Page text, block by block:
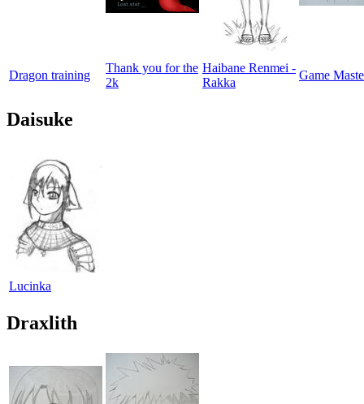
Dragon training
Thank you for the
2k
Haibane Renmei -
Rakka
Game
Daisuke
Lucinka
Draxlith